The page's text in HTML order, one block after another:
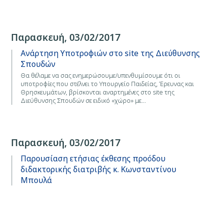
Παρασκευή, 03/02/2017
Ανάρτηση Υποτροφιών στο site της Διεύθυνσης
Σπουδών
Θα θέλαμε να σας ενημερώσουμε/υπενθυμίσουμε ότι οι
υποτροφίες που στέλνει το Υπουργείο Παιδείας, Έρευνας και
Θρησκευμάτων, βρίσκονται αναρτημένες στο site της
Διεύθυνσης Σπουδών σε ειδικό «χώρο» με…
Παρασκευή, 03/02/2017
Παρουσίαση ετήσιας έκθεσης προόδου
διδακτορικής διατριβής κ. Κωνσταντίνου
Μπουλά